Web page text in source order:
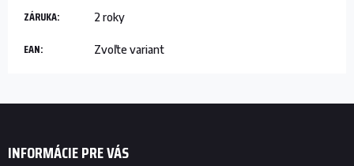
ZÁRUKA: 2 roky
EAN: Zvoľte variant
Z
INFORMÁCIE PRE VÁS